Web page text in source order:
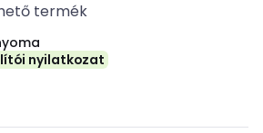
termék
nyilatkozat